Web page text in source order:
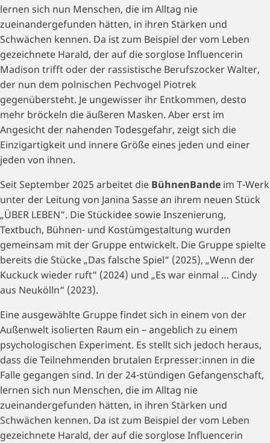
lernen sich nun Menschen, die im Alltag nie
zueinandergefunden hätten, in ihren Stärken und
Schwächen kennen. Da ist zum Beispiel der vom Leben
gezeichnete Harald, der auf die sorglose Influencerin
Madison trifft oder der rassistische Berufszocker Walter,
der nun dem polnischen Pechvogel Piotrek
gegenübersteht. Je ungewisser ihr Entkommen, desto
mehr bröckeln die äußeren Masken. Aber erst im
Angesicht der nahenden Todesgefahr, zeigt sich die
Einzigartigkeit und innere Größe eines jeden und einer
jeden von ihnen.
Seit September 2025 arbeitet die BühnenBande im T-Werk
unter der Leitung von Janina Sasse an ihrem neuen Stück
„ÜBER LEBEN“. Die Stückidee sowie Inszenierung,
Textbuch, Bühnen- und Kostümgestaltung wurden
gemeinsam mit der Gruppe entwickelt. Die Gruppe spielte
bereits die Stücke „Das falsche Spiel“ (2025), „Wenn der
Kuckuck wieder ruft“ (2024) und „Es war einmal … Cindy
aus Neukölln“ (2023).
Eine ausgewählte Gruppe findet sich in einem von der
Außenwelt isolierten Raum ein – angeblich zu einem
psychologischen Experiment. Es stellt sich jedoch heraus,
dass die Teilnehmenden brutalen Erpresser:innen in die
Falle gegangen sind. In der 24-stündigen Gefangenschaft,
lernen sich nun Menschen, die im Alltag nie
zueinandergefunden hätten, in ihren Stärken und
Schwächen kennen. Da ist zum Beispiel der vom Leben
gezeichnete Harald, der auf die sorglose Influencerin